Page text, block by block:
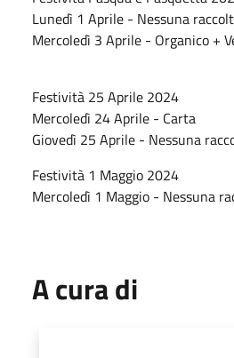
Lunedì 1 Aprile - Nessuna
Mercoledì 3 Aprile - Organico +
Festività 25 Aprile 2024
Mercoledì 24 Aprile - Carta
Giovedì 25 Aprile - Nessuna
Festività 1 Maggio 2024
Mercoledì 1 Maggio - Nessuna
A cura di